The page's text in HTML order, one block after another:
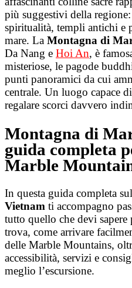
più suggestivi della
spiritualità, templi antichi e
mare. La Montagna di
Da Nang e Hoi An, è
misteriose, le pagode
punti panoramici da cui
centrale. Un luogo capace
regalare scorci davvero
Montagna di
guida completa
Marble
In questa guida completa
Vietnam ti accompagno
tutto quello che devi
trova, come arrivare
delle Marble Mountains,
accessibilità, servizi e
meglio l’escursione.